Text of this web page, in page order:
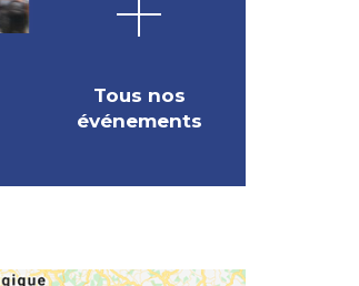
Tous nos
événements